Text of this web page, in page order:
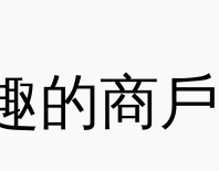
的商戶